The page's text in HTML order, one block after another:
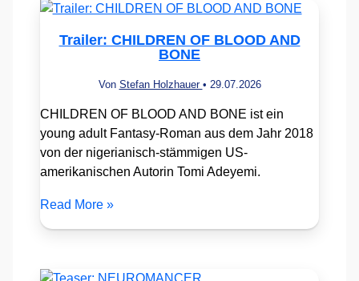
Trailer: CHILDREN OF BLOOD AND
BONE
Von Stefan Holzhauer • 29.07.2026
CHILDREN OF BLOOD AND BONE ist ein
young adult Fantasy-Roman aus dem Jahr 2018
von der nigerianisch-stämmigen US-
amerikanischen Autorin Tomi Adeyemi.
Read More »